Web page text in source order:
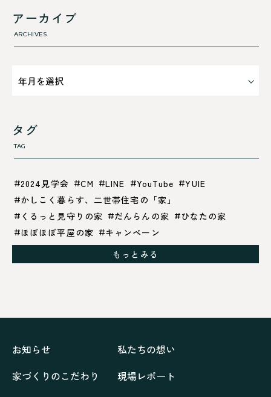
断熱性のこと
気密性のこと
アーカイブ
ARCHIVES
タグ
TAG
2024見学会 CM LINE YouTube
YUIE
かしこく暮らす、二世帯住宅の「家」
くるっと見守りの家
だんらんの家
ひなたの家
ほぼほぼ平屋の家
キャンペーン
グレイッシュでクールな家
シックブラウンで調和する「家」
住み継ぐ家
優美な「家」
光に集う家
喜びをデザインする家
四角で彩る家
もっとみる
お知らせ
私たちの想い
家づくりのこだわり
現場レポート